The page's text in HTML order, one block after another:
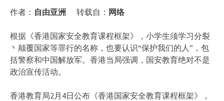
作者： 自由亚洲 转载自： 网络
根据《香港国家安全教育课程框架》，小学生须学习分裂
丶颠覆国家等罪行的名称，也要认识“保护我们的人”，包
括警察和中国解放军。香港当局强调，国安教育绝对不是
政治宣传活动。
香港教育局2月4日公布《香港国家安全教育课程框架》，